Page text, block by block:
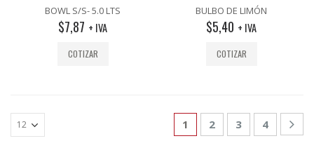
0
out
of
5
BOWL S/S- 5.0 LTS
$7,87 + IVA
COTIZAR
0
out
of
5
BULBO DE LIMÓN
$5,40 + IVA
COTIZAR
1 2 3 4